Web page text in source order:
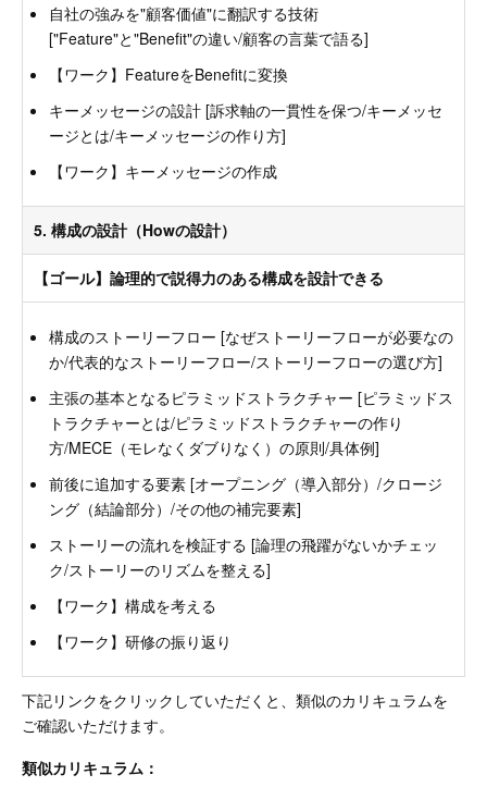
自社の強みを"顧客価値"に翻訳する技術
["Feature"と"Benefit"の違い/顧客の言葉で語る]
【ワーク】FeatureをBenefitに変換
キーメッセージの設計 [訴求軸の一貫性を保つ/キーメッセ
ージとは/キーメッセージの作り方]
【ワーク】キーメッセージの作成
5. 構成の設計（Howの設計）
【ゴール】論理的で説得力のある構成を設計できる
構成のストーリーフロー [なぜストーリーフローが必要なの
か/代表的なストーリーフロー/ストーリーフローの選び方]
主張の基本となるピラミッドストラクチャー [ピラミッドス
トラクチャーとは/ピラミッドストラクチャーの作り
方/MECE（モレなくダブりなく）の原則/具体例]
前後に追加する要素 [オープニング（導入部分）/クロージ
ング（結論部分）/その他の補完要素]
ストーリーの流れを検証する [論理の飛躍がないかチェッ
ク/ストーリーのリズムを整える]
【ワーク】構成を考える
【ワーク】研修の振り返り
下記リンクをクリックしていただくと、類似のカリキュラムを
ご確認いただけます。
類似カリキュラム：